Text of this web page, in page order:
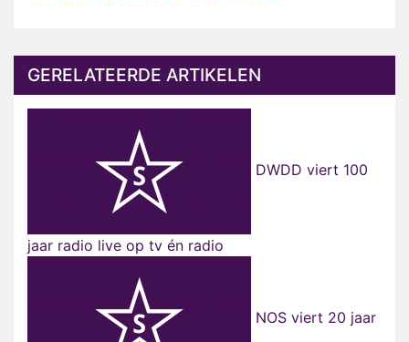
GERELATEERDE ARTIKELEN
DWDD viert 100
jaar radio live op tv én radio
NOS viert 20 jaar